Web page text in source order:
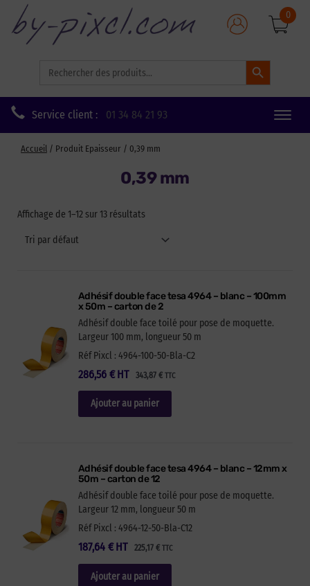
for:
Search Button
0
Service client : 01 34 84 21 93
Toggle
Accueil / Produit Epaisseur / 0,39 mm
0,39 mm
Affichage de 1–12 sur 13 résultats
Adhésif double face tesa 4964 – blanc – 100mm
x 50m – carton de 2
Adhésif double face toilé pour pose de moquette.
Largeur 100 mm, longueur 50 m
Réf Pixcl : 4964-100-50-Bla-C2
286,56 € 343,87 €TTC
HT
Ajouter au panier
Adhésif double face tesa 4964 – blanc – 12mm x
50m – carton de 12
Adhésif double face toilé pour pose de moquette.
Largeur 12 mm, longueur 50 m
Réf Pixcl : 4964-12-50-Bla-C12
187,64 € 225,17 €TTC
HT
Ajouter au panier